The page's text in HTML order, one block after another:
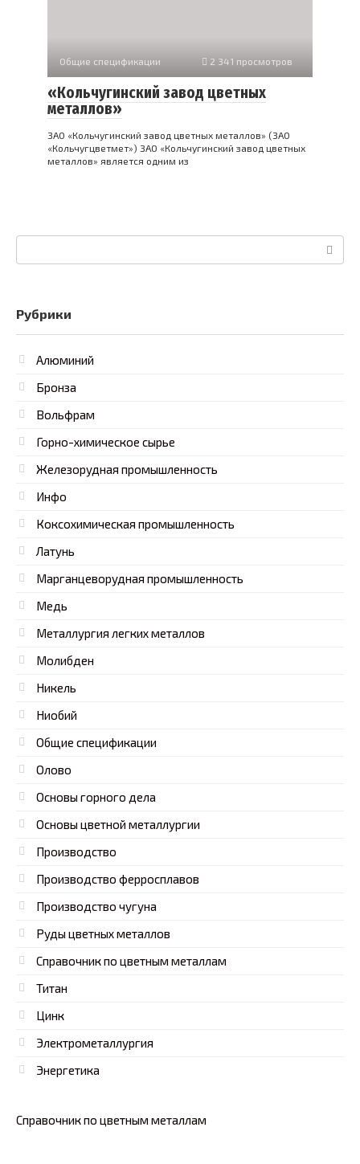
Общие спецификации 2 341 просмотров
«Кольчугинский завод цветных
металлов»
ЗАО «Кольчугинский завод цветных металлов» (ЗАО
«Кольчугцветмет») ЗАО «Кольчугинский завод цветных
металлов» является одним из
Поиск:
Рубрики
Алюминий
Бронза
Вольфрам
Горно-химическое сырье
Железорудная промышленность
Инфо
Коксохимическая промышленность
Латунь
Марганцеворудная промышленность
Медь
Металлургия легких металлов
Молибден
Никель
Ниобий
Общие спецификации
Олово
Основы горного дела
Основы цветной металлургии
Производство
Производство ферросплавов
Производство чугуна
Руды цветных металлов
Справочник по цветным металлам
Титан
Цинк
Электрометаллургия
Энергетика
Справочник по цветным металлам